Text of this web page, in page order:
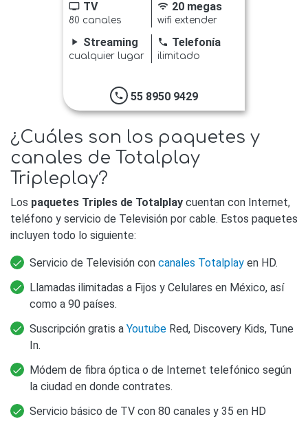
tv TV
80 canales
wifi 20 megas
wifi extender
play_arrow Streaming
cualquier lugar
phone Telefonía
ilimitado
phone 55 8950 9429
¿Cuáles son los paquetes y
canales de Totalplay
Tripleplay?
Los paquetes Triples de Totalplay cuentan con Internet,
teléfono y servicio de Televisión por cable. Estos paquetes
incluyen todo lo siguiente:
Servicio de Televisión con canales Totalplay en HD.
Llamadas ilimitadas a Fijos y Celulares en México, así
como a 90 países.
Suscripción gratis a Youtube Red, Discovery Kids, Tune
In.
Módem de fibra óptica o de Internet telefónico según
la ciudad en donde contrates.
Servicio básico de TV con 80 canales y 35 en HD